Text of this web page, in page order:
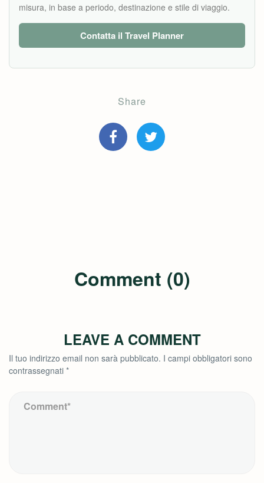
misura, in base a periodo, destinazione e stile di viaggio.
Contatta il Travel Planner
Share
Comment (0)
LEAVE A COMMENT
Il tuo indirizzo email non sarà pubblicato. I campi obbligatori sono
contrassegnati *